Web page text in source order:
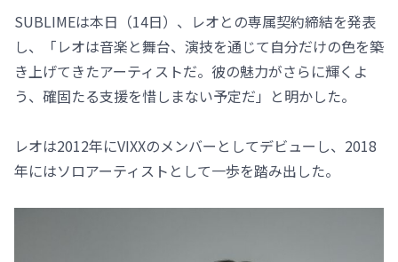
SUBLIMEは本日（14日）、レオとの専属契約締結を発表
し、「レオは音楽と舞台、演技を通じて自分だけの色を築
き上げてきたアーティストだ。彼の魅力がさらに輝くよ
う、確固たる支援を惜しまない予定だ」と明かした。
レオは2012年にVIXXのメンバーとしてデビューし、2018
年にはソロアーティストとして一歩を踏み出した。